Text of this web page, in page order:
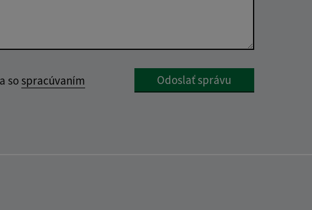
sospracúvaním
Google reCaptcha Response
Odoslať správu